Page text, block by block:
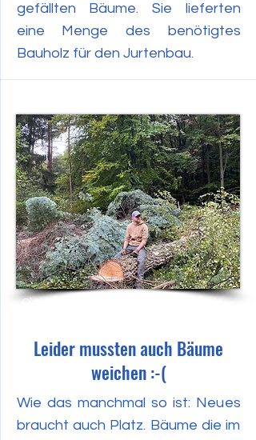
gefällten Bäume. Sie lieferten
eine Menge des benötigtes
Bauholz für den Jurtenbau.
Oktober 2022
Leider mussten auch Bäume
weichen :-(
Wie das manchmal so ist: Neues
braucht auch Platz. Bäume die im